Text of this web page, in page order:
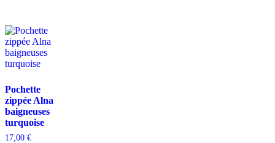
Pochette
zippée Alna
baigneuses
turquoise
17,00 €